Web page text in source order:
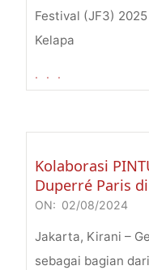
16
Festival (JF3)
Kelapa
. . .
Kolaborasi
Duperré Paris di
2024-
08-
02
ON: 02/08/2024
Jakarta, Kirani –
sebagai bagian